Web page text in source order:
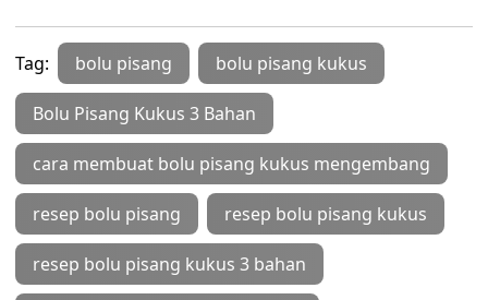
Tag: bolu pisang bolu pisang kukus
Bolu Pisang Kukus 3 Bahan
cara membuat bolu pisang kukus mengembang
resep bolu pisang resep bolu pisang kukus
resep bolu pisang kukus 3 bahan